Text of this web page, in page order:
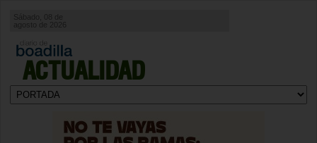
ACTUALIDAD
Sábado, 08 de
agosto de 2026